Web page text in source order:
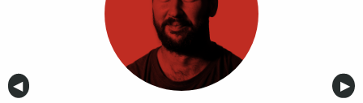
Anterior
◀︎ ▶︎